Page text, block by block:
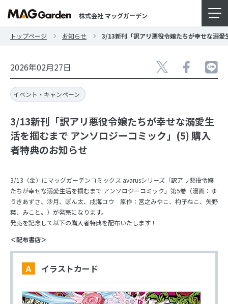
株式会社 マッグガーデン
トップページ お知らせ 3/13新刊「訳アリ悪役令嬢たちが幸せな溺
2026年02月27日
イベント・キャンペーン
3/13新刊「訳アリ悪役令嬢たちが幸せな溺愛生
活を掴むまで アンソロジーコミック」(5) 購入
者特典のお知らせ
3/13（金）にマッグガーデンコミックス avarusシリーズ「訳アリ悪役令嬢
たちが幸せな溺愛生活を掴むまで アンソロジーコミック」第5巻（漫画：ゆ
うきあずさ、沙月、ぽん太、戌海コウ 原作：宮之みやこ、杓子ねこ、矢野
葉、みこと。）が発売になります。
発売を記念して以下の購入者特典を配布いたします！
＜配布書店＞
A イラストカード